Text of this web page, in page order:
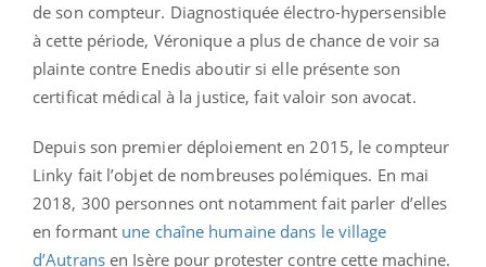
de son compteur. Diagnostiquée électro-hypersensible
à cette période, Véronique a plus de chance de voir sa
plainte contre Enedis aboutir si elle présente son
certificat médical à la justice, fait valoir son avocat.
Depuis son premier déploiement en 2015, le compteur
Linky fait l’objet de nombreuses polémiques. En mai
2018, 300 personnes ont notamment fait parler d’elles
en formant une chaîne humaine dans le village
d’Autransen Isère pour protester contre cette machine.